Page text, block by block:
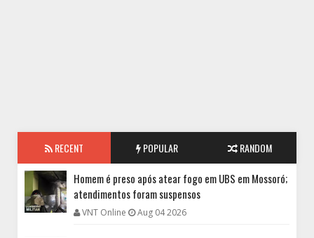
RECENT POPULAR RANDOM
Homem é preso após atear fogo em UBS em Mossoró;
atendimentos foram suspensos
VNT Online Aug 04 2026